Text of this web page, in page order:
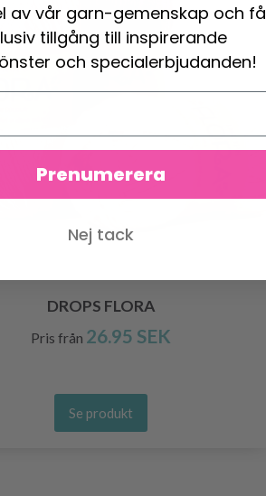
DROPS FLORA
Pris från 26.95 SEK
Se produkt
av vår garn-gemenskap och få
tillgång till inspirerande
och specialerbjudanden!
Prenumerera
Nej tack